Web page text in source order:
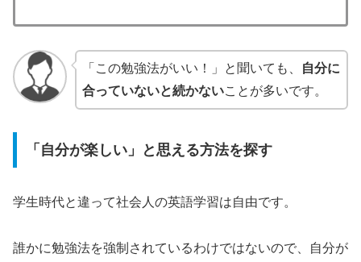
「この勉強法がいい！」と聞いても、
自分に
合っていないと続かないことが多いです。
「自分が楽しい」と思える方法を探す
学生時代と違って社会人の英語学習は自由です。
誰かに勉強法を強制されているわけではないので、自分が